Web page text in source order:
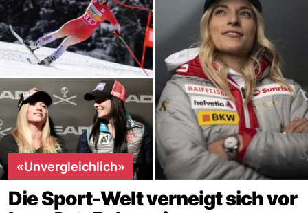
«Unvergleichlich»
Die Sport-Welt verneigt sich vor